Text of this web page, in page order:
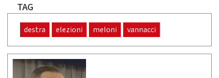
TAG
destra elezioni meloni vannacci